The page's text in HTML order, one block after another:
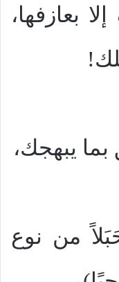
بعازفها،
يبهجك،
من نوع